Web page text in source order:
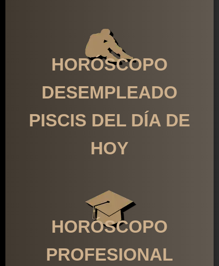
HORÓSCOPO
DESEMPLEADO
PISCIS DEL DÍA DE
HOY
HORÓSCOPO
PROFESIONAL